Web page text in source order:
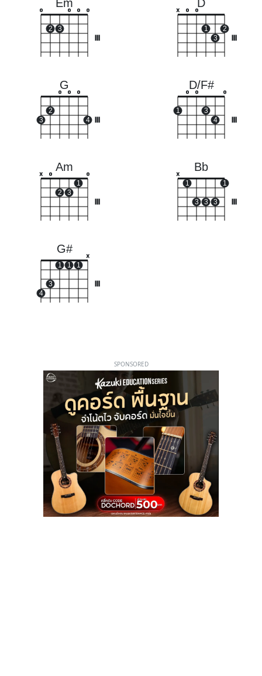
Em
o
2 3
o o o
D
x o o
1
3
2
G
3
2
o o o
4
D/F#
1
o o
3
4
o
Am
x o
2 3
1
o
Bb
x
1
3 3 3
1
G#
4
3
1 1 1
x
SPONSORED